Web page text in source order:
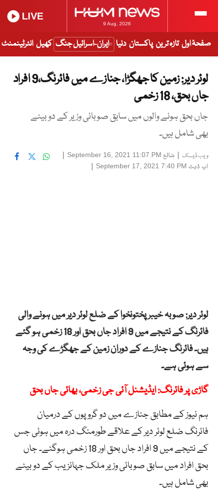
9 Aug, 2026
LIVE
صفحۂ اول تازہ ترین پاکستان دنیا ایران-اسرائیل جنگ کھیل انٹرٹینمنٹ
لوئر دیر: زمین کا جھگڑا، جنازے میں فائرنگ،9 افراد
جاں بحق، 18 زخمی
جاں بحق ہونے والوں میں سابق صوبائی وزیر کے دو بیٹے
بھی شامل ہیں۔
ویب ڈیسک | شائع September 16, 2021 11:07 PM
|
اپ ڈیٹ September 17, 2021 7:40 PM
|
لوئر دیر: صوبہ خیبرپختونخوا کے ضلع لوئر دیر میں ہونے والی
فائرنگ کے نتیجے میں 9 افراد جاں بحق اور 18 زخمی ہو گئے
ہیں۔ فائرنگ جنازے کے دوران زمین کے جھگڑے کی وجہ
سے ہوئی ہے۔
گاڑی پر فائرنگ: ایڈیشنل آئی جی زخمی، بھائی جاں بحق
ہم نیوز کے مطابق جنازے میں دو گروپوں کے درمیان
فائرنگ ضلع لوئر دیر کے علاقے طورمنگ درہ میں ہوئی جس
کے نتیجے میں 9 افراد جاں بحق اور 18 زخمی ہوگئے۔ جاں
بحق افراد میں سابق صوبائی وزیر ملک جہانزیب کے دو بیٹے
بھی شامل ہیں۔